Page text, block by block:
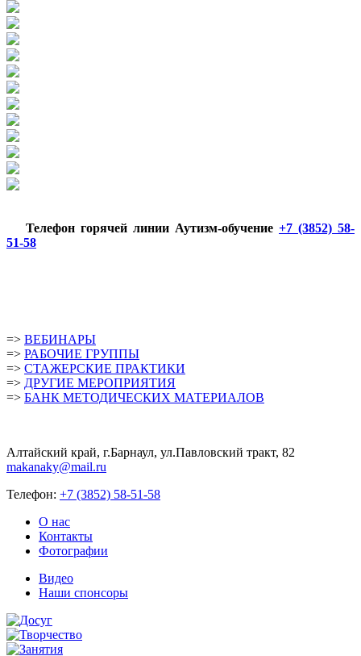
Телефон горячей линии Аутизм-обучение +7 (3852) 58-
51-58
=> ВЕБИНАРЫ
=> РАБОЧИЕ ГРУППЫ
=> СТАЖЕРСКИЕ ПРАКТИКИ
=> ДРУГИЕ МЕРОПРИЯТИЯ
=> БАНК МЕТОДИЧЕСКИХ МАТЕРИАЛОВ
Алтайский край, г.Барнаул, ул.Павловский тракт, 82
makanaky@mail.ru
Телефон: +7 (3852) 58-51-58
О нас
Контакты
Фотографии
Видео
Наши спонсоры